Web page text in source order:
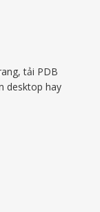
tải PDB
desktop hay